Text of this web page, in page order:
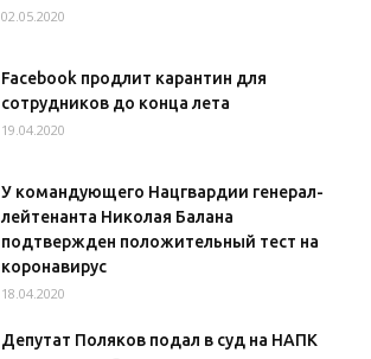
02.05.2020
Facebook продлит карантин для
сотрудников до конца лета
19.04.2020
У командующего Нацгвардии генерал-
лейтенанта Николая Балана
подтвержден положительный тест на
коронавирус
18.04.2020
Депутат Поляков подал в суд на НАПК